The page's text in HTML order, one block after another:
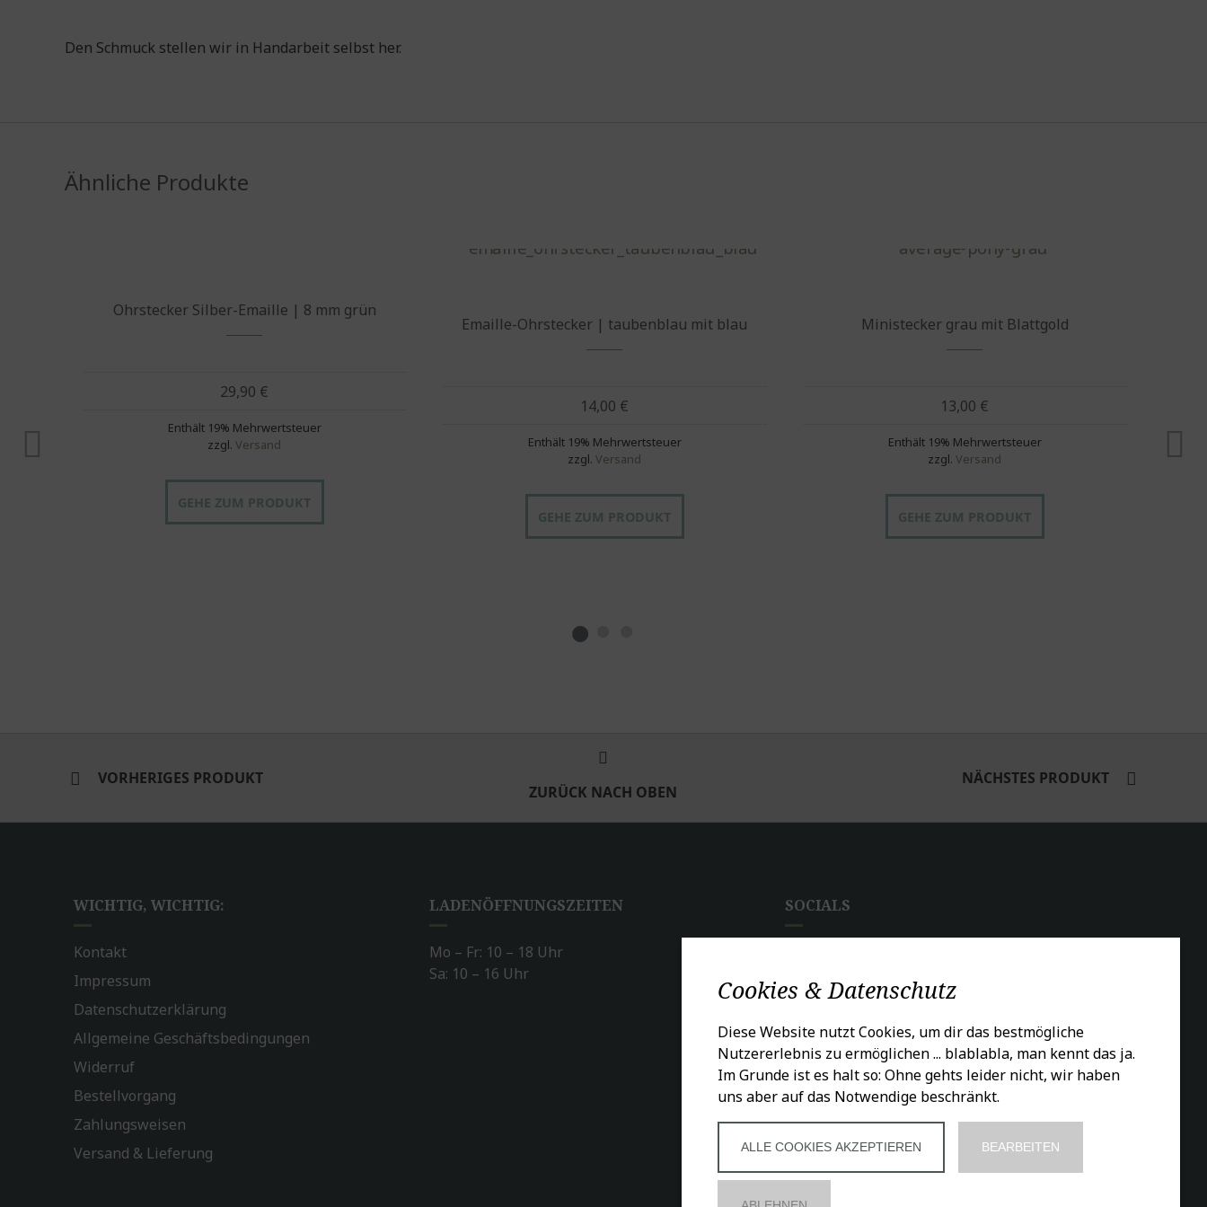
Den Schmuck stellen wir in Handarbeit selbst her.
Ähnliche Produkte
Ohrstecker Silber-Emaille | 8 mm grün
29,90 €
Enthält 19% Mehrwertsteuer
zzgl.Versand
GEHE ZUM PRODUKT
Emaille-Ohrstecker | taubenblau mit blau
14,00 €
Enthält 19% Mehrwertsteuer
zzgl.Versand
GEHE ZUM PRODUKT
Ministecker grau mit Blattgold
13,00 €
Enthält 19% Mehrwertsteuer
zzgl.Versand
GEHE ZUM PRODUKT
VORHERIGES PRODUKT NÄCHSTES PRODUKT
ZURÜCK NACH OBEN
WICHTIG, WICHTIG:
Kontakt
Impressum
Datenschutzerklärung
Allgemeine Geschäftsbedingungen
Widerruf
Bestellvorgang
Zahlungsweisen
Versand & Lieferung
LADENÖFFNUNGSZEITEN
Mo – Fr: 10 – 18 Uhr
Sa: 10 – 16 Uhr
SOCIALS
Cookies & Datenschutz
Diese Website nutzt Cookies, um dir das bestmögliche
Nutzererlebnis zu ermöglichen ... blablabla, man kennt das ja.
Im Grunde ist es halt so: Ohne gehts leider nicht, wir haben
uns aber auf das Notwendige beschränkt.
ALLE COOKIES AKZEPTIEREN BEARBEITEN